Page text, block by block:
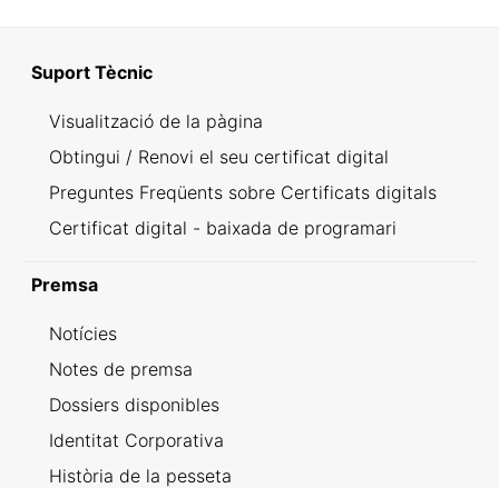
Suport Tècnic
Visualització de la pàgina
Obtingui / Renovi el seu certificat digital
Preguntes Freqüents sobre Certificats digitals
Certificat digital - baixada de programari
Premsa
Notícies
Notes de premsa
Dossiers disponibles
Identitat Corporativa
Història de la pesseta